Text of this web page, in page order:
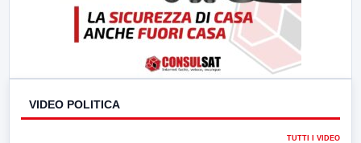
VIDEO POLITICA
TUTTI I VIDEO